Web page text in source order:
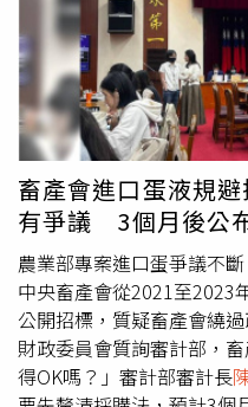
也都有嚴查。對於國民黨
助台電是合理的嗎？ 陳瑞敏
制、加強開源節流。造成
電都低於成本，還有負債
林思銘追問，總質詢也問
能停止？能源政策要不要
台電赤字。陳瑞敏回應，
很難，燃料採購和管理都
勢，也必須朝減碳方向走
完善評估和準備，民眾其
高額賠償金，誰買單？陳
因為開始的時候沒有慎慎
約問題，會送請監察院核
畜產會進口蛋液規
有爭議 3個月後公
農業部專案進口蛋爭議不
中央畜產會從2021至2023
公開招標，質疑畜產會繞
財政委員會質詢審計部，
得OK嗎？」審計部審計長